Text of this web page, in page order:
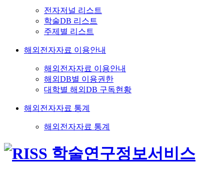
전자저널 리스트
학술DB 리스트
주제별 리스트
해외전자자료 이용안내
해외전자자료 이용안내
해외DB별 이용권한
대학별 해외DB 구독현황
해외전자자료 통계
해외전자자료 통계